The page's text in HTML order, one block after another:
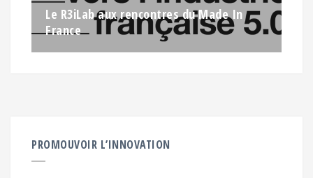
Le R3iLab aux rencontres du Made In
France
PROMOUVOIR L’INNOVATION